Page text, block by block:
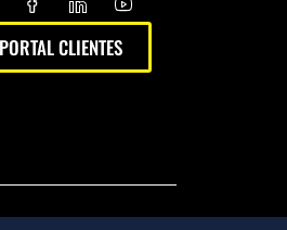
PORTAL CLIENTES